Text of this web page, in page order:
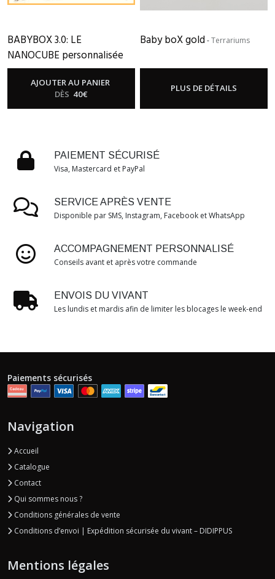
BABYBOX 3.0: LE
NANOCUBE personnalisée
-Gamme Cube
AJOUTER AU PANIER
DÈS 40€
Baby boX gold -Terrariums
PLUS DE DÉTAILS
PAIEMENT SÉCURISÉ
Visa, Mastercard et PayPal
SERVICE APRÈS VENTE
Disponible par SMS, Instagram, Facebook et WhatsApp
ACCOMPAGNEMENT PERSONNALISÉ
Conseils avant et après votre commande
ENVOIS DU VIVANT
Les lundis et mardis afin de limiter les blocages le week-end
Paiements sécurisés
Navigation
Accueil
Catalogue
Contact
Qui sommes nous ?
Conditions générales de vente
Conditions d’envoi | Expédition sécurisée du vivant – DIDIPPUS
Mentions légales